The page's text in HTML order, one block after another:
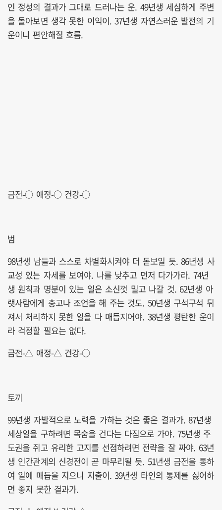
인 정성의 결과가 그대로 드러나는 운. 49년생 세심하게 주변
을 돌아보면 생각 못한 이익이. 37년생 자연스러운 발전의 기
운이니 편안해질 흐름.
금전-○ 애정-○ 건강-○
범
98년생 남들과 스스로 차별화시켜야 더 돋보일 듯. 86년생 사
교성 있는 자세를 보여야. 나를 낮추고 먼저 다가가라. 74년
생 원칙과 명분이 있는 일은 소신껏 밀고 나갈 것. 62년생 아
랫사람에게 충고나 조언을 해 주는 것도. 50년생 구석구석 뒤
져서 처리하지 못한 일을 다 매듭지어야. 38년생 평탄한 운이
라 걱정할 필요는 없다.
금전-△ 애정-△ 건강-○
토끼
99년생 자발적으로 노력을 가하는 것은 좋은 결과가. 87년생
세상일을 구하려면 목숨을 건다는 다짐으로 가야. 75년생 주
도권을 쥐고 유리한 고지를 선점하려면 전략을 잘 짜야. 63년
생 인간관계의 신경전이 곧 마무리될 듯. 51년생 금전을 통하
여 일에 매듭을 지으니 지출이. 39년생 타인의 통제를 싫어하
면 좋지 못한 결과가.